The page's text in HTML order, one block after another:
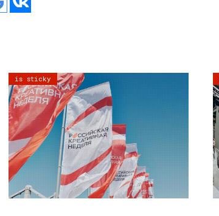
is sticky